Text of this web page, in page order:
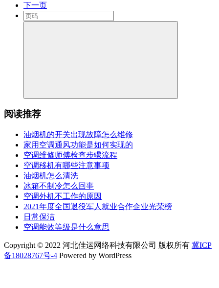
下一页
阅读推荐
油烟机的开关出现故障怎么维修
家用空调通风功能是如何实现的
空调维修师傅检查步骤流程
空调移机有哪些注意事项
油烟机怎么清洗
冰箱不制冷怎么回事
空调外机不工作的原因
2021年度全国退役军人就业合作企业光荣榜
日常保洁
空调能效等级是什么意思
Copyright © 2022 河北佳运网络科技有限公司 版权所有 冀ICP
备18028767号-4 Powered by WordPress